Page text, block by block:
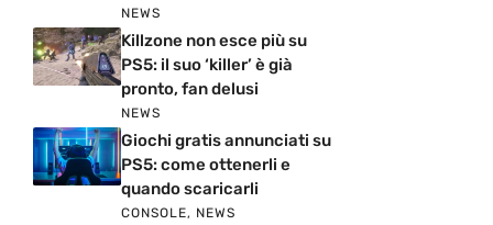
NEWS
Killzone non esce più su
PS5: il suo ‘killer’ è già
pronto, fan delusi
NEWS
Giochi gratis annunciati su
PS5: come ottenerli e
quando scaricarli
CONSOLE, NEWS